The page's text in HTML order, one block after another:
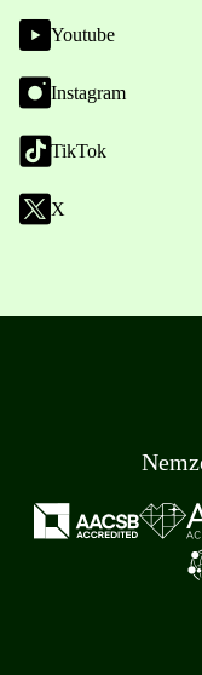
Youtube
Instagram
TikTok
X